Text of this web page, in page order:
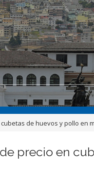
de huevos y pollo en
precio en